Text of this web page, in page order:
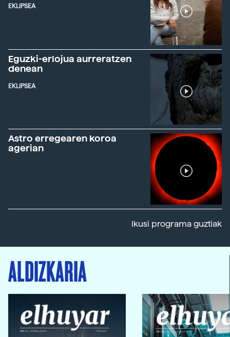
EKLIPSEA
Eguzki-erlojua aurreratzen
denean
EKLIPSEA
Astro erregearen koroa
agerian
Ikusi programa guztiak
ALDIZKARIA